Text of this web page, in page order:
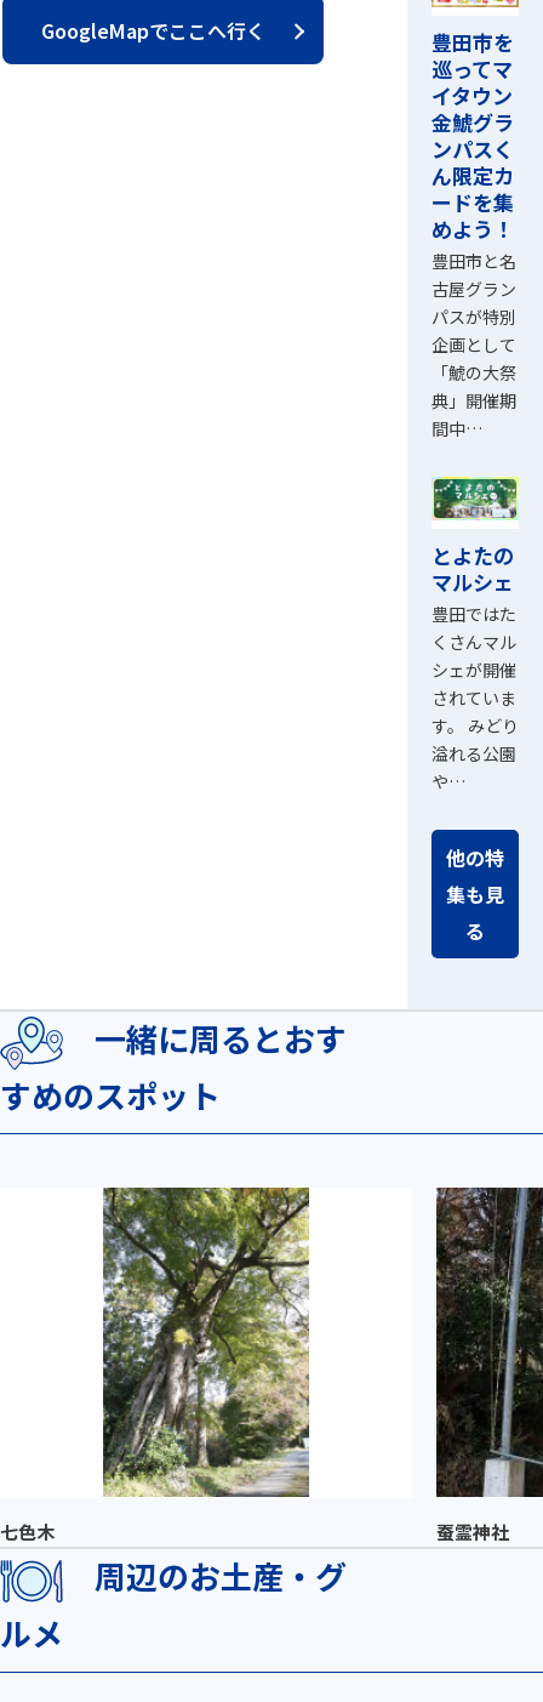
GoogleMapでここへ行く
豊田市を
巡ってマ
イタウン
金鯱グラ
ンパスく
ん限定カ
ードを集
めよう！
豊田市と名
古屋グラン
パスが特別
企画として
「鯱の大祭
典」開催期
間中…
とよたの
マルシェ
豊田ではた
くさんマル
シェが開催
されていま
す。 みどり
溢れる公園
や…
他の特
集も見
る
一緒に周るとおす
すめのスポット
七色木 蚕霊神社
周辺のお土産・グ
ルメ